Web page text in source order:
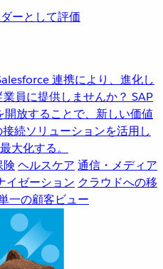
ーとして評価
連携により、進化し
員に提供しませんか？ SAP
放することで、新しい価値
接続ソリューションを活用し
大化する。
険 ヘルスケア 通信・メディア
イゼーション クラウドへの移
一の顧客ビュー